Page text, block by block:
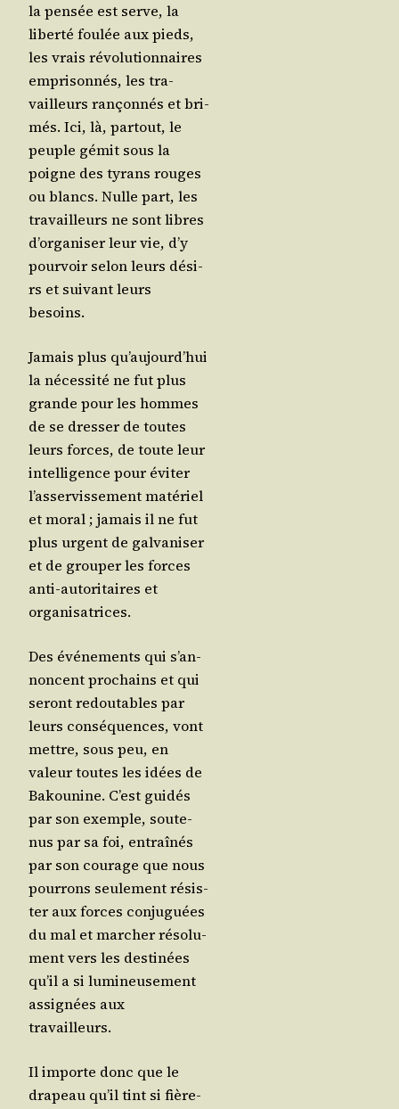
la pen­sée est serve, la
liber­té fou­lée aux pieds,
les vrais révo­lu­tion­naires
empri­son­nés, les tra­
vailleurs ran­çon­nés et bri­
més. Ici, là, par­tout, le
peuple gémit sous la
poigne des tyrans rouges
ou blancs. Nulle part, les
tra­vailleurs ne sont libres
d’or­ga­ni­ser leur vie, d’y
pour­voir selon leurs dési­
rs et sui­vant leurs
besoins.
Jamais plus qu’au­jourd’­hui
la néces­si­té ne fut plus
grande pour les hommes
de se dres­ser de toutes
leurs forces, de toute leur
intel­li­gence pour évi­ter
l’as­ser­vis­se­ment maté­riel
et moral ; jamais il ne fut
plus urgent de gal­va­ni­ser
et de grou­per les forces
anti-auto­ri­taires et
organisatrices.
Des évé­ne­ments qui s’an­
noncent pro­chains et qui
seront redou­tables par
leurs consé­quences, vont
mettre, sous peu, en
valeur toutes les idées de
Bakou­nine. C’est gui­dés
par son exemple, sou­te­
nus par sa foi, entraî­nés
par son cou­rage que nous
pour­rons seule­ment résis­
ter aux forces conju­guées
du mal et mar­cher réso­lu­
ment vers les des­ti­nées
qu’il a si lumi­neu­se­ment
assi­gnées aux
travailleurs.
Il importe donc que le
dra­peau qu’il tint si fiè­re­